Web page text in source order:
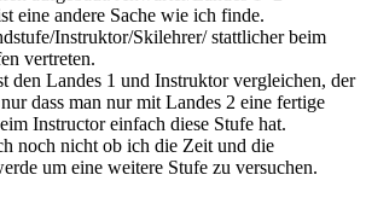
eine andere Sache wie ich finde.
Instruktor/Skilehrer/ stattlicher beim
vertreten.
den Landes 1 und Instruktor vergleichen, der
dass man nur mit Landes 2 eine fertige
Instructor einfach diese Stufe hat.
noch nicht ob ich die Zeit und die
um eine weitere Stufe zu versuchen.